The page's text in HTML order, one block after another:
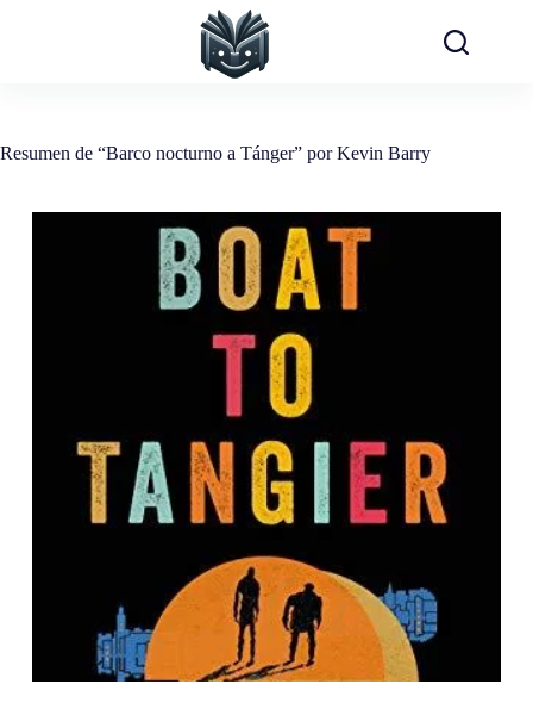
Resumen de “Barco nocturno a Tánger” por Kevin Barry